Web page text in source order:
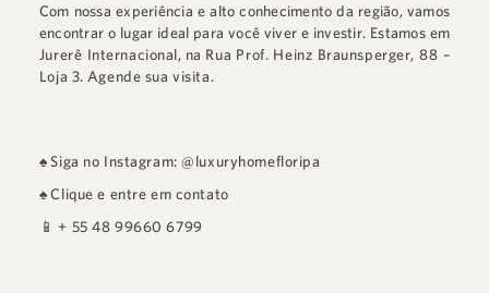
Com nossa experiência e alto conhecimento da região, vamos
encontrar o lugar ideal para você viver e investir. Estamos em
Jurerê Internacional, na Rua Prof. Heinz Braunsperger, 88 –
Loja 3. Agende sua visita.
♠ Siga no Instagram: @luxuryhomefloripa
♠Clique e entre em contato
📱+ 55 48 99660 6799